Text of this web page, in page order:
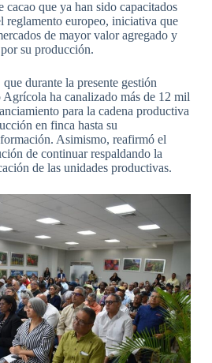
cacao que ya han sido capacitados
reglamento europeo, iniciativa que
de mayor valor agregado y
su producción.
durante la presente gestión
ha canalizado más de 12 mil
para la cadena productiva
en finca hasta su
Asimismo, reafirmó el
de continuar respaldando la
de las unidades productivas.